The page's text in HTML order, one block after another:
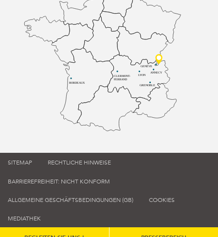
BORDEAUX
CLERMONT-
FERRAND
LYON
ANNECY
GRENOBLE
GENÈVE
SITEMAP RECHTLICHE HINWEISE
BARRIEREFREIHEIT: NICHT KONFORM
ALLGEMEINE GESCHÄFTSBEDINGUNGEN (GB) COOKIES
MEDIATHEK